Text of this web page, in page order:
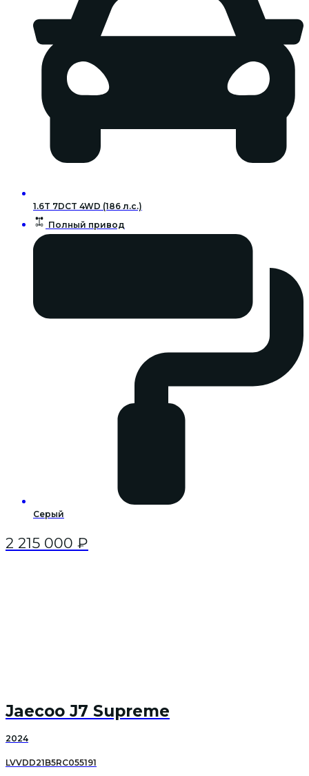
1.6T 7DCT 4WD (186 л.с.)
Полный привод
Серый
2 215 000 ₽
Jaecoo J7 Supreme
2024
LVVDD21B5RC055191